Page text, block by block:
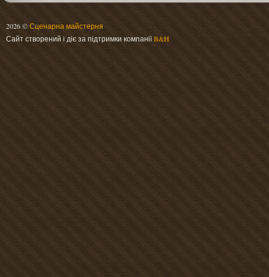
2026 ©Сценарна майстерня
Сайт створений і діє за підтримки компаніїB&H